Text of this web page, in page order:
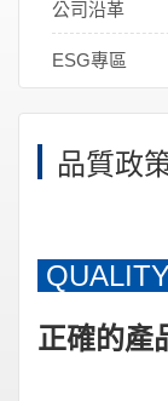
公司沿革
ESG專區
品質政
正確的產